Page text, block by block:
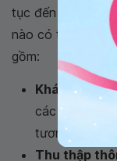
tục đến tuổi
nào có thể xác
gồm:
Khám thực
các nguyên
tương tự.
Thu thập